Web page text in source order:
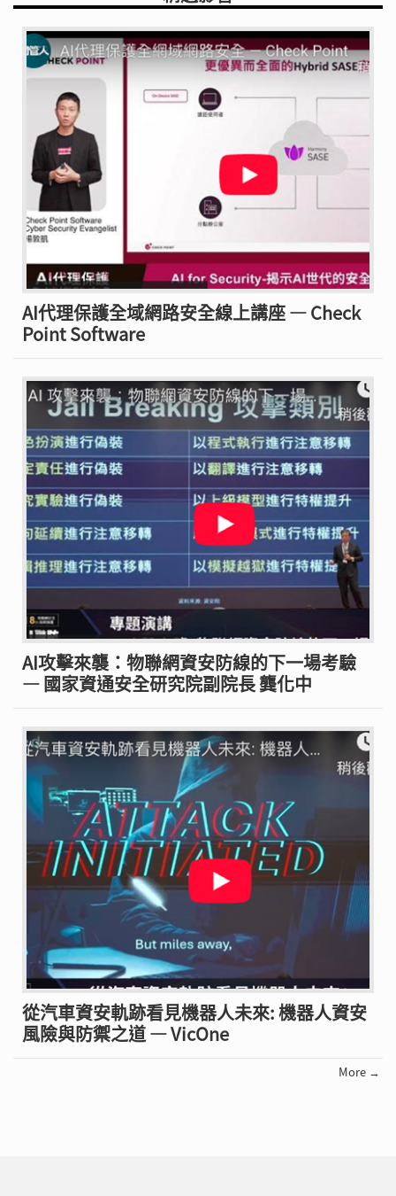
AI代理保護全域網路安全線上講座 — Check
Point Software
AI攻擊來襲：物聯網資安防線的下一場考驗
— 國家資通安全研究院副院長 龔化中
從汽車資安軌跡看見機器人未來: 機器人資安
風險與防禦之道 — VicOne
More →